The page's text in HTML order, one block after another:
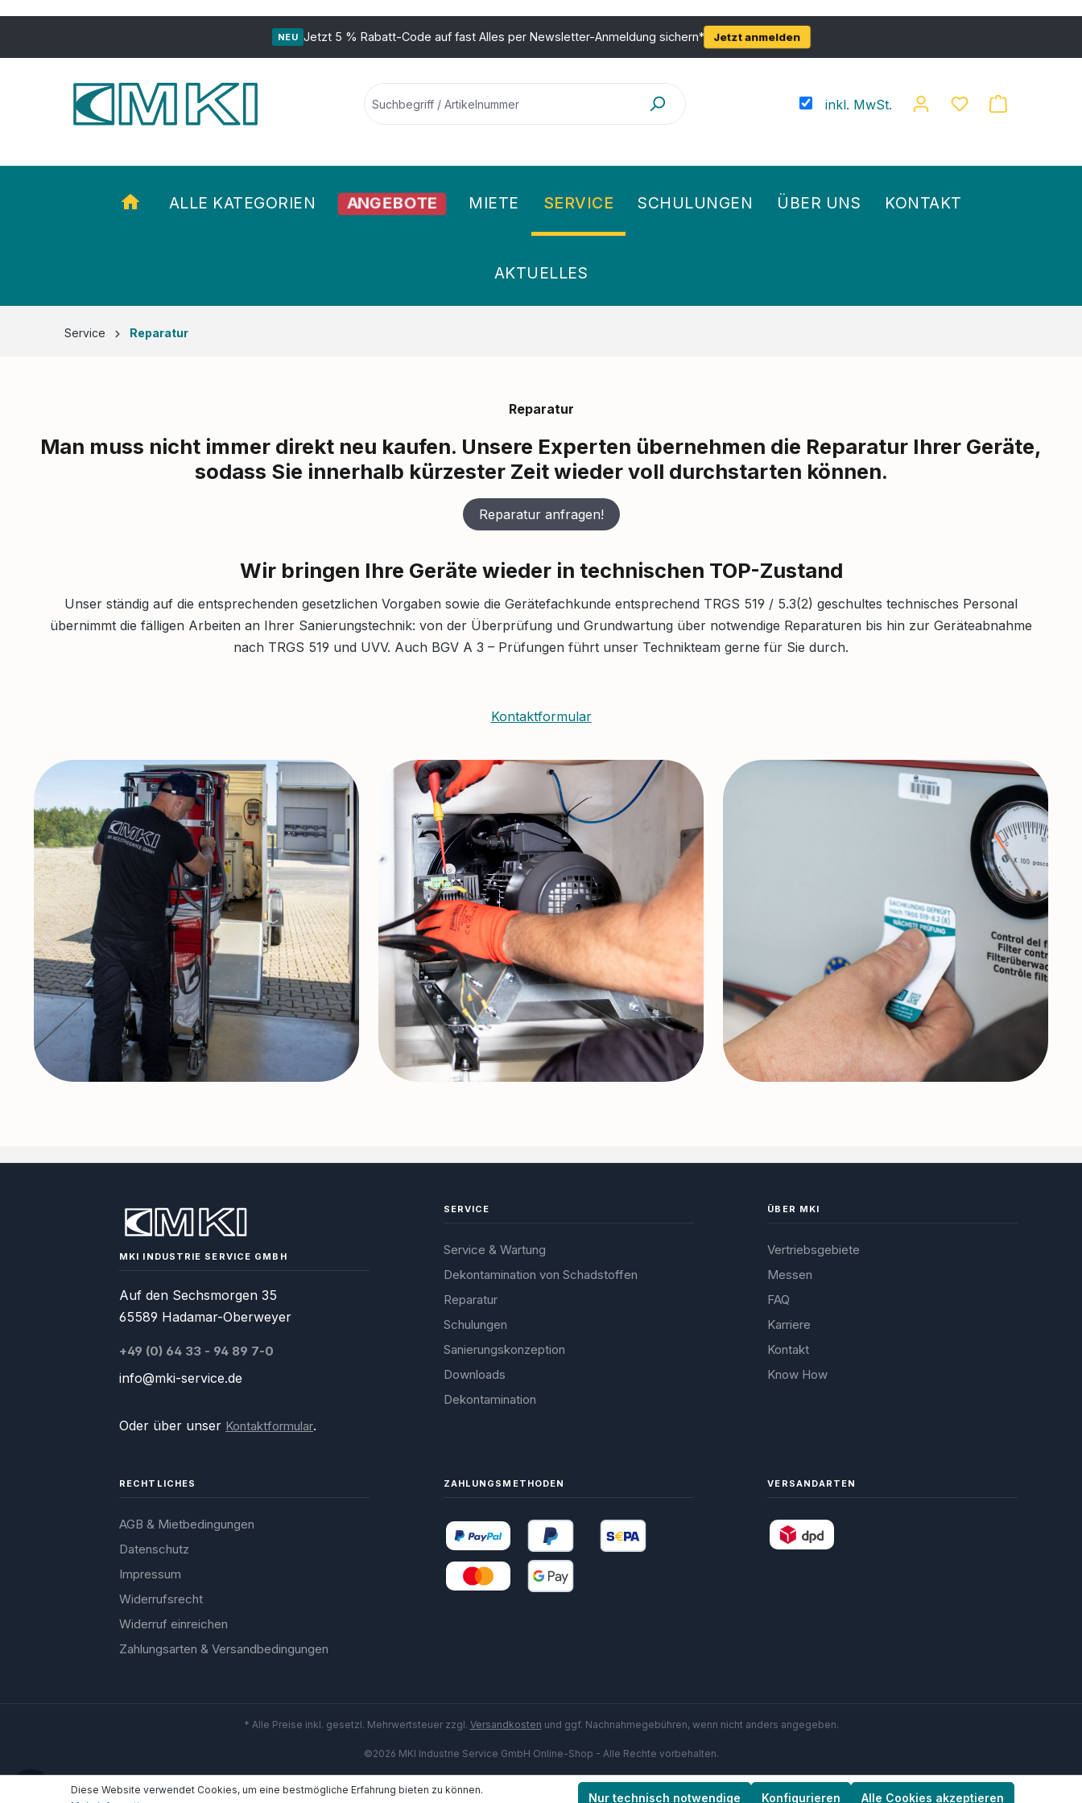
Suche springen Zur Hauptnavigation springen
NEU Jetzt 5 % Rabatt-Code auf fast Alles per Newsletter-Anmeldung sichern* Jetzt anmelden
inkl. MwSt.
ALLE KATEGORIEN ANGEBOTE MIETE SERVICE SCHULUNGEN ÜBER UNS KONTAKT
AKTUELLES
Service Reparatur
Reparatur
Man muss nicht immer direkt neu kaufen. Unsere Experten übernehmen die Reparatur Ihrer Geräte,
sodass Sie innerhalb kürzester Zeit wieder voll durchstarten können.
Reparatur anfragen!
Wir bringen Ihre Geräte wieder in technischen TOP-Zustand
Unser ständig auf die entsprechenden gesetzlichen Vorgaben sowie die Gerätefachkunde entsprechend TRGS 519 / 5.3(2) geschultes technisches Personal
übernimmt die fälligen Arbeiten an Ihrer Sanierungstechnik: von der Überprüfung und Grundwartung über notwendige Reparaturen bis hin zur Geräteabnahme
nach TRGS 519 und UVV. Auch BGV A 3 – Prüfungen führt unser Technikteam gerne für Sie durch.
Kontaktformular
MKI INDUSTRIE SERVICE GMBH
Auf den Sechsmorgen 35
65589 Hadamar-Oberweyer
+49 (0) 64 33 - 94 89 7-0
info@mki-service.de
Oder über unser Kontaktformular.
SERVICE
Service & Wartung
Dekontamination von Schadstoffen
Reparatur
Schulungen
Sanierungskonzeption
Downloads
Dekontamination
ÜBER MKI
Vertriebsgebiete
Messen
FAQ
Karriere
Kontakt
Know How
RECHTLICHES
AGB & Mietbedingungen
Datenschutz
Impressum
Widerrufsrecht
Widerruf einreichen
Zahlungsarten & Versandbedingungen
ZAHLUNGSMETHODEN VERSANDARTEN
* Alle Preise inkl. gesetzl. Mehrwertsteuer zzgl. Versandkosten und ggf. Nachnahmegebühren, wenn nicht anders angegeben.
©2026 MKI Industrie Service GmbH Online-Shop - Alle Rechte vorbehalten.
Werkzeugleiste anzeigen
Diese Website verwendet Cookies, um eine bestmögliche Erfahrung bieten zu können.
Nur technisch notwendige Konfigurieren Alle Cookies akzeptieren